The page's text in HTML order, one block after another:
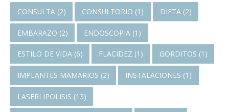
CONSULTA(2) CONSULTORIO (1) DIETA(2)
EMBARAZO (2) ENDOSCOPIA (1)
ESTILO DE VIDA(6) FLACIDEZ (1) GORDITOS (1)
IMPLANTES MAMARIOS (2) INSTALACIONES (1)
LASERLIPOLISIS (13)